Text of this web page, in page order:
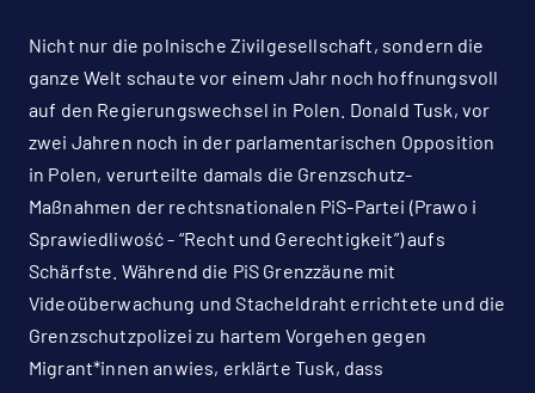
Nicht nur die polnische Zivilgesellschaft, sondern die
ganze Welt schaute vor einem Jahr noch hoffnungsvoll
auf den Regierungswechsel in Polen. Donald Tusk, vor
zwei Jahren noch in der parlamentarischen Opposition
in Polen, verurteilte damals die Grenzschutz-
Maßnahmen der rechtsnationalen PiS-Partei (Prawo i
Sprawiedliwość - “Recht und Gerechtigkeit”) aufs
Schärfste. Während die PiS Grenzzäune mit
Videoüberwachung und Stacheldraht errichtete und die
Grenzschutzpolizei zu hartem Vorgehen gegen
Migrant*innen anwies, erklärte Tusk, dass